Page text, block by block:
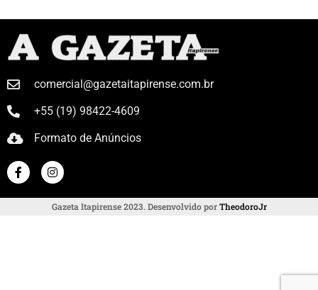
comercial@gazetaitapirense.com.br
+55 (19) 98422-4609
Formato de Anúncios
Gazeta Itapirense 2023. Desenvolvido porTheodoroJr